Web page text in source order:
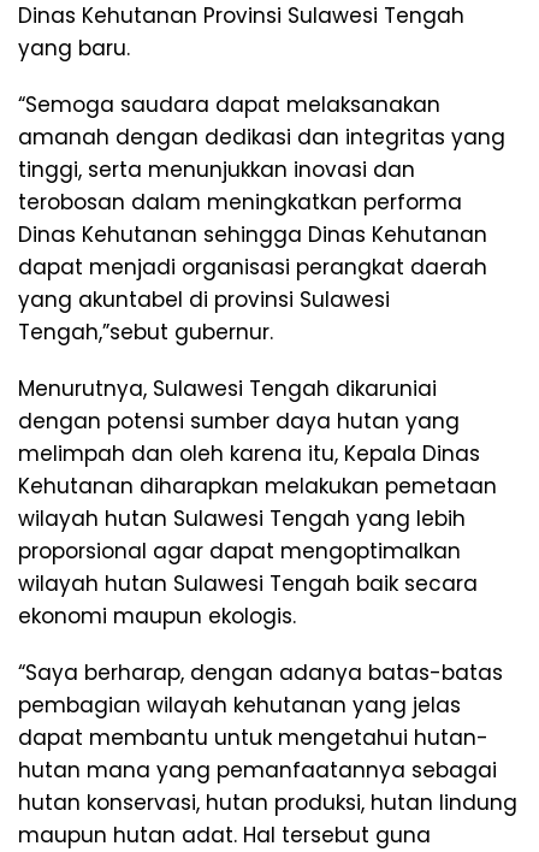
Dinas Kehutanan Provinsi Sulawesi Tengah
yang baru.
“Semoga saudara dapat melaksanakan
amanah dengan dedikasi dan integritas yang
tinggi, serta menunjukkan inovasi dan
terobosan dalam meningkatkan performa
Dinas Kehutanan sehingga Dinas Kehutanan
dapat menjadi organisasi perangkat daerah
yang akuntabel di provinsi Sulawesi
Tengah,”sebut gubernur.
Menurutnya, Sulawesi Tengah dikaruniai
dengan potensi sumber daya hutan yang
melimpah dan oleh karena itu, Kepala Dinas
Kehutanan diharapkan melakukan pemetaan
wilayah hutan Sulawesi Tengah yang lebih
proporsional agar dapat mengoptimalkan
wilayah hutan Sulawesi Tengah baik secara
ekonomi maupun ekologis.
“Saya berharap, dengan adanya batas-batas
pembagian wilayah kehutanan yang jelas
dapat membantu untuk mengetahui hutan-
hutan mana yang pemanfaatannya sebagai
hutan konservasi, hutan produksi, hutan lindung
maupun hutan adat. Hal tersebut guna